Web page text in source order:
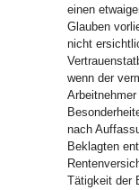
einen
Glauben
nicht
wenn der
nach
Beklagten
Tätigkeit der